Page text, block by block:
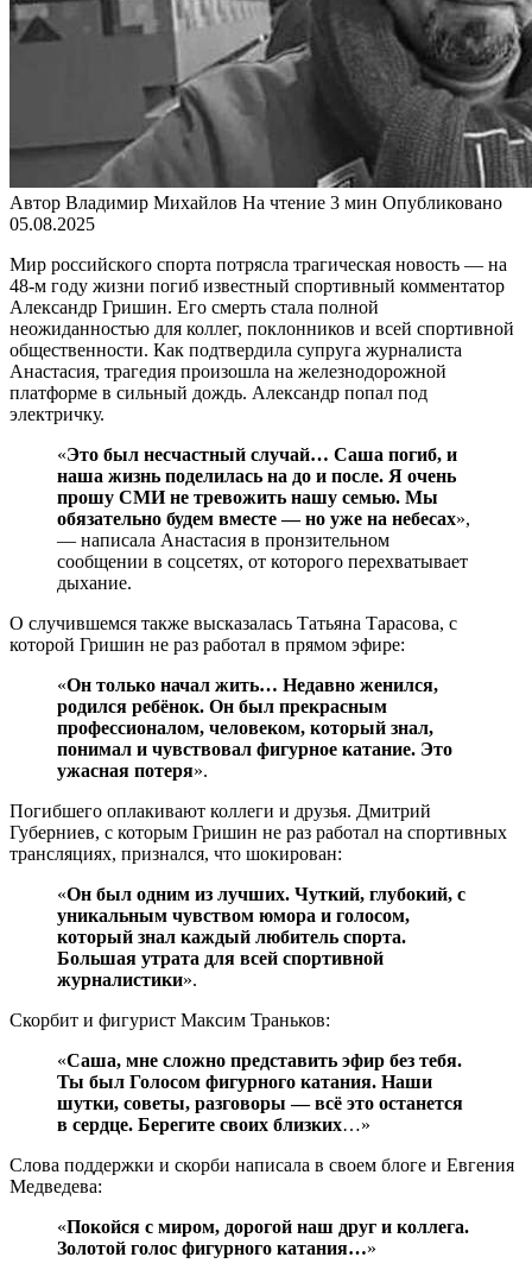
Автор Владимир Михайлов На чтение 3 мин Опубликовано
05.08.2025
Мир российского спорта потрясла трагическая новость — на
48-м году жизни погиб известный спортивный комментатор
Александр Гришин. Его смерть стала полной
неожиданностью для коллег, поклонников и всей спортивной
общественности. Как подтвердила супруга журналиста
Анастасия, трагедия произошла на железнодорожной
платформе в сильный дождь. Александр попал под
электричку.
«Это был несчастный случай… Саша погиб, и
наша жизнь поделилась на до и после. Я очень
прошу СМИ не тревожить нашу семью. Мы
обязательно будем вместе — но уже на небесах»,
— написала Анастасия в пронзительном
сообщении в соцсетях, от которого перехватывает
дыхание.
О случившемся также высказалась Татьяна Тарасова, с
которой Гришин не раз работал в прямом эфире:
«Он только начал жить… Недавно женился,
родился ребёнок. Он был прекрасным
профессионалом, человеком, который знал,
понимал и чувствовал фигурное катание. Это
ужасная потеря».
Погибшего оплакивают коллеги и друзья. Дмитрий
Губерниев, с которым Гришин не раз работал на спортивных
трансляциях, признался, что шокирован:
«Он был одним из лучших. Чуткий, глубокий, с
уникальным чувством юмора и голосом,
который знал каждый любитель спорта.
Большая утрата для всей спортивной
журналистики».
Скорбит и фигурист Максим Траньков:
«Саша, мне сложно представить эфир без тебя.
Ты был Голосом фигурного катания. Наши
шутки, советы, разговоры — всё это останется
в сердце. Берегите своих близких…»
Слова поддержки и скорби написала в своем блоге и Евгения
Медведева:
«Покойся с миром, дорогой наш друг и коллега.
Золотой голос фигурного катания…»